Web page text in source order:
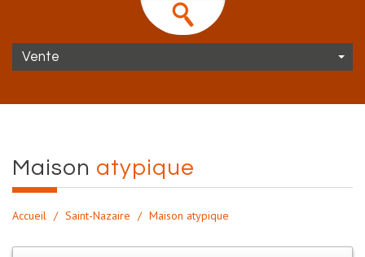
Vente
maison atypique
Accueil Saint-Nazaire Maison atypique